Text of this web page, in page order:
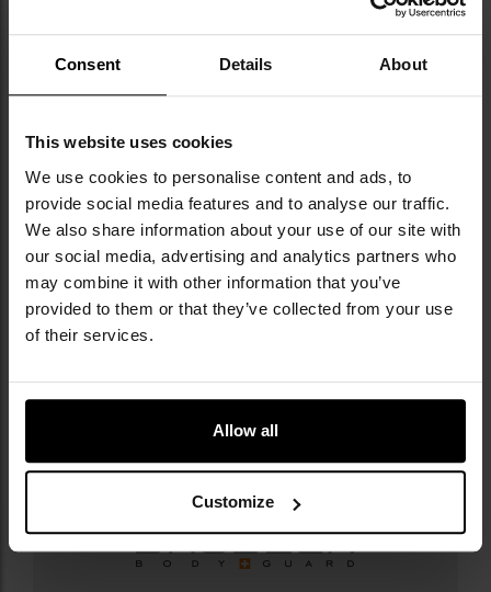
Consent Details About
This website uses cookies
We use cookies to personalise content and ads, to
provide social media features and to analyse our traffic.
We also share information about your use of our site with
our social media, advertising and analytics partners who
may combine it with other information that you’ve
provided to them or that they’ve collected from your use
of their services.
Allow all
Customize
КЛЮЧОВІ ХАРАКТЕРИСТИКИ
вовна мерино забезпечує тепловий комфорт та
щільність 284 г/м2
додавання еластану забезпечує добру посадку
на фігурі
безшовна конструкція
вентиляційні зони
Інформація про виробника та техніку безпеки